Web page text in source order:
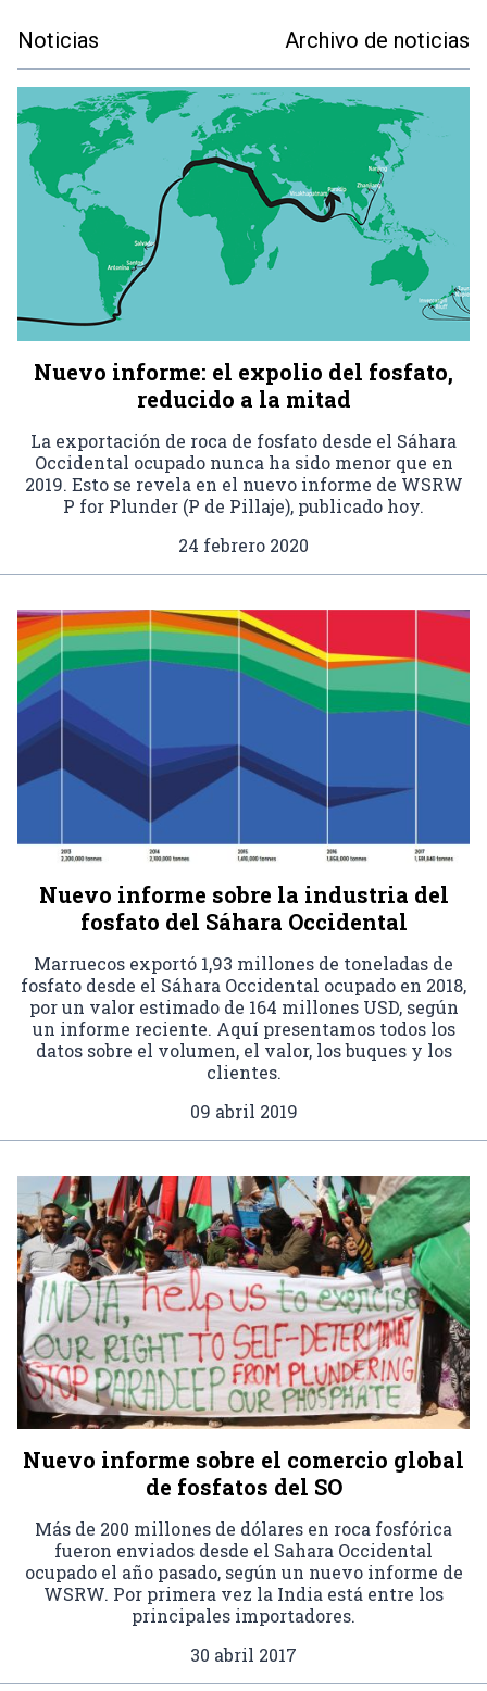
Noticias Archivo de noticias
Nuevo informe: el expolio del fosfato,
reducido a la mitad
La exportación de roca de fosfato desde el Sáhara
Occidental ocupado nunca ha sido menor que en
2019. Esto se revela en el nuevo informe de WSRW
P for Plunder (P de Pillaje), publicado hoy.
24 febrero 2020
Nuevo informe sobre la industria del
fosfato del Sáhara Occidental
Marruecos exportó 1,93 millones de toneladas de
fosfato desde el Sáhara Occidental ocupado en 2018,
por un valor estimado de 164 millones USD, según
un informe reciente. Aquí presentamos todos los
datos sobre el volumen, el valor, los buques y los
clientes.
09 abril 2019
Nuevo informe sobre el comercio global
de fosfatos del SO
Más de 200 millones de dólares en roca fosfórica
fueron enviados desde el Sahara Occidental
ocupado el año pasado, según un nuevo informe de
WSRW. Por primera vez la India está entre los
principales importadores.
30 abril 2017